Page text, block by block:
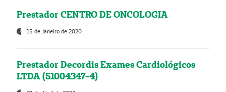
Prestador CENTRO DE ONCOLOGIA
15 de Janeiro de 2020
Prestador Decordis Exames Cardiológicos
LTDA (51004347-4)